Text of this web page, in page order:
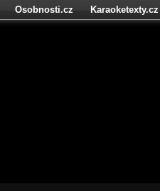
Osobnosti.cz Karaoketexty.cz